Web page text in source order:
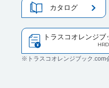
カタログ
トラスコオレンジ
※トラスコオレンジブック.com